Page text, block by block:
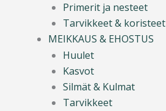
Primerit ja nesteet
Tarvikkeet & koristeet
MEIKKAUS & EHOSTUS
Huulet
Kasvot
Silmät & Kulmat
Tarvikkeet